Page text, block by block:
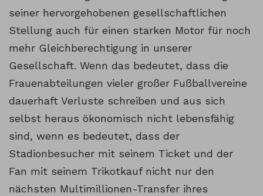
seiner hervorgehobenen gesellschaftlichen
Stellung auch für einen starken Motor für noch
mehr Gleichberechtigung in unserer
Gesellschaft. Wenn das bedeutet, dass die
Frauenabteilungen vieler großer Fußballvereine
dauerhaft Verluste schreiben und aus sich
selbst heraus ökonomisch nicht lebensfähig
sind, wenn es bedeutet, dass der
Stadionbesucher mit seinem Ticket und der
Fan mit seinem Trikotkauf nicht nur den
nächsten Multimillionen-Transfer ihres